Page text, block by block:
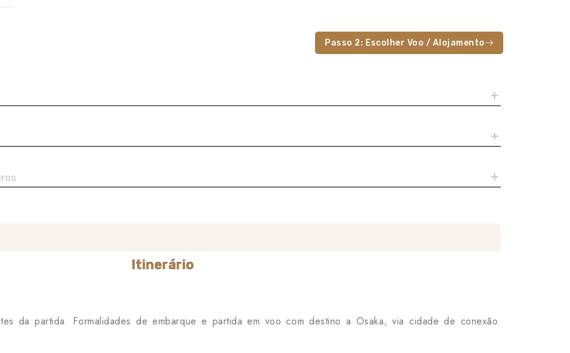
Passo 2: Escolher Voo / Alojamento
Itinerário
da partida. Formalidades de embarque e partida em voo com destino a Osaka, via cidade de conexão.